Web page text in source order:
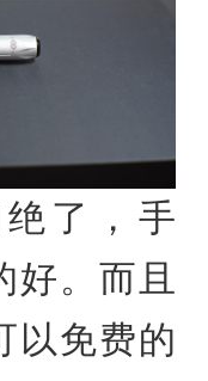
了，手
好。而且
以免费的